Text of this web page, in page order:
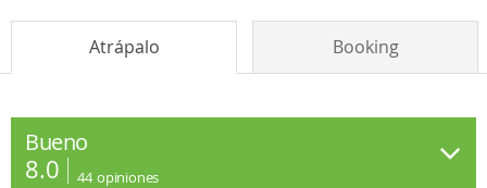
Atrápalo Booking
Bueno
8.0 44 opiniones